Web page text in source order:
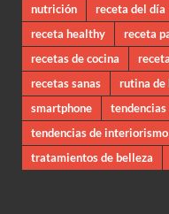
nutrición
receta del día
receta healthy
receta
recetas de cocina
recetas sanas
rutina de
smartphone
tendencias
tendencias de interiorismo
tratamientos de belleza